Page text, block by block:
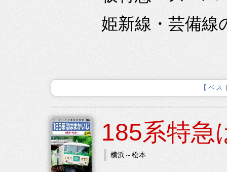
姫新線・芸備線
【ベ
185系特急
横浜～松本